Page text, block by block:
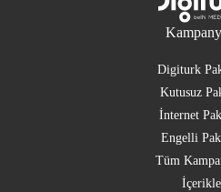
Digiturk
Kutusuz
İnternet
Engelli
Tüm